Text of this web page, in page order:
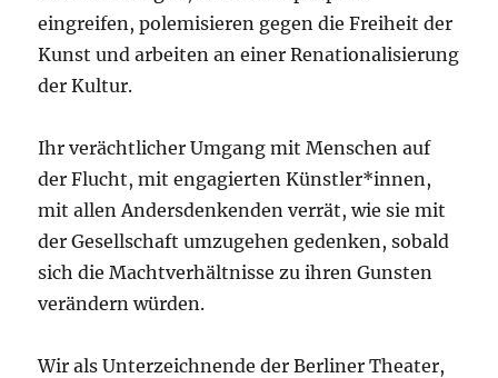
eingreifen, polemisieren gegen die Freiheit der
Kunst und arbeiten an einer Renationalisierung
der Kultur.
Ihr verächtlicher Umgang mit Menschen auf
der Flucht, mit engagierten Künstler*innen,
mit allen Andersdenkenden verrät, wie sie mit
der Gesellschaft umzugehen gedenken, sobald
sich die Machtverhältnisse zu ihren Gunsten
verändern würden.
Wir als Unterzeichnende der Berliner Theater,